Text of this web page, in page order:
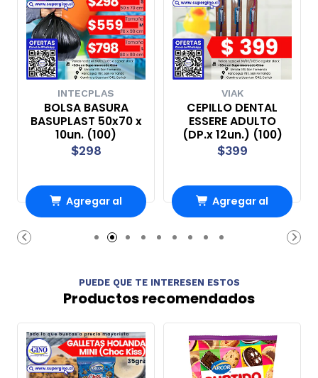
INTECPLAS
BOLSA BASURA
BASUPLAST 50x70 x
10un. (100)
$298
Agregar al
carrito
VIAK
CEPILLO DENTAL
ESSERE ADULTO
(DP.x 12un.) (100)
$399
Agregar al
carrito
PUEDE QUE TE INTERESEN ESTOS
Productos recomendados